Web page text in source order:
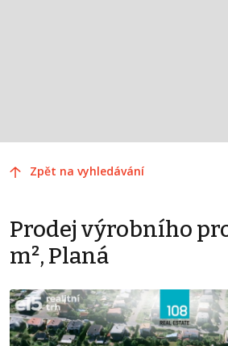
Zpět na vyhledávání
Prodej výrobního
m², Planá